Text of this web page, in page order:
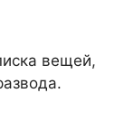
вещей,